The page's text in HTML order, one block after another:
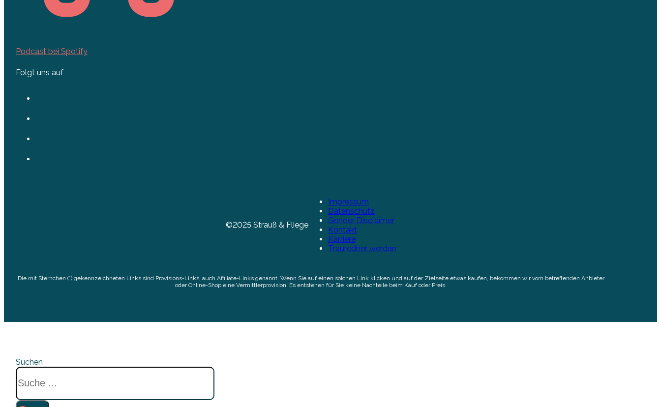
Podcast bei Spotify
Folgt uns auf
©2025 Strauß & Fliege
Impressum
Datenschutz
Gender Disclaimer
Kontakt
Karriere
Trauredner werden
Die mit Sternchen (*) gekennzeichneten Links sind Provisions-Links, auch Affiliate-Links genannt. Wenn Sie auf einen solchen Link klicken und auf der Zielseite etwas kaufen, bekommen wir vom betreffenden Anbieter
oder Online-Shop eine Vermittlerprovision. Es entstehen für Sie keine Nachteile beim Kauf oder Preis.
Suchen